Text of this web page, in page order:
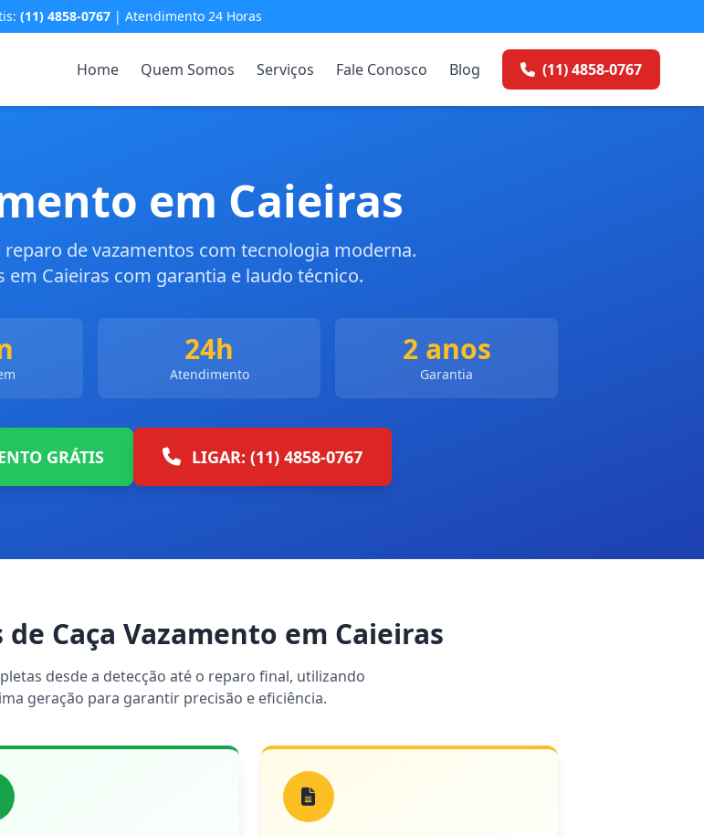
(11) 4858-0767 | Atendimento 24 Horas
Home Quem Somos Serviços Fale Conosco Blog (11) 4858-0767
em Caieiras
reparo de vazamentos com tecnologia moderna.
Caieiras com garantia e laudo técnico.
24h
Atendimento
2 anos
Garantia
GRÁTIS LIGAR: (11) 4858-0767
Caça Vazamento em Caieiras
desde a detecção até o reparo final, utilizando
geração para garantir precisão e eficiência.